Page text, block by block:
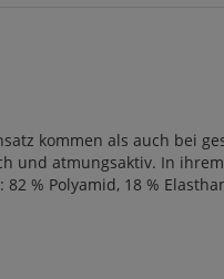
kommen als auch bei
und atmungsaktiv. In
% Polyamid, 18 %